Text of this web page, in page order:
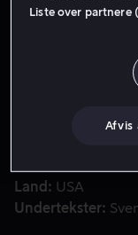
meningen med
Land
USA
Undertekster
Liste over partnere
Afvis